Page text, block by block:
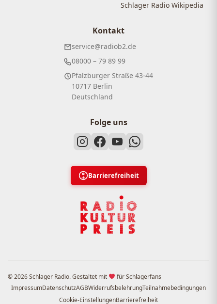
Schlager Radio Wikipedia
Kontakt
service@radiob2.de
08000 – 79 89 99
Pfalzburger Straße 43-44
10717 Berlin
Deutschland
Folge uns
Barrierefreiheit
© 2026 Schlager Radio. Gestaltet mit
für Schlagerfans
ImpressumDatenschutzAGBWiderrufsbelehrungTeilnahmebedingungen
Cookie-EinstellungenBarrierefreiheit